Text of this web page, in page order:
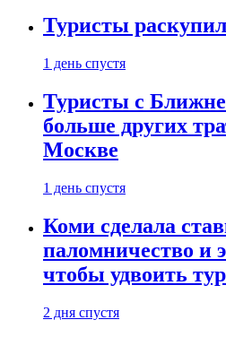
Туристы
1 день спустя
Туристы с
больше других
Москве
1 день спустя
Коми сделала
паломничество и
чтобы удвоить
2 дня спустя